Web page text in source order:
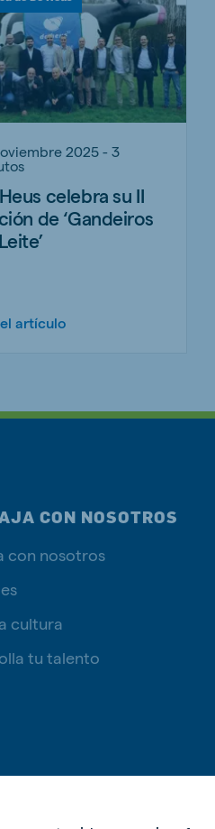
2025 - 3
celebra su II
de ‘Gandeiros
artículo
CON NOSOTROS
con nosotros
cultura
tu talento